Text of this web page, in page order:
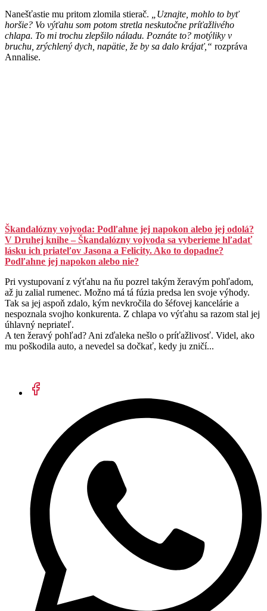
Nanešťastie mu pritom zlomila stierač. „Uznajte, mohlo to byť
horšie? Vo výťahu som potom stretla neskutočne príťažlivého
chlapa. To mi trochu zlepšilo náladu. Poznáte to? motýliky v
bruchu, zrýchlený dych, napätie, že by sa dalo krájať,“ rozpráva
Annalise.
Škandalózny vojvoda: Podľahne jej napokon alebo jej odolá?
V Druhej knihe – Škandalózny vojvoda sa vyberieme hľadať
lásku ich priateľov Jasona a Felicity. Ako to dopadne?
Podľahne jej napokon alebo nie?
Pri vystupovaní z výťahu na ňu pozrel takým žeravým pohľadom,
až ju zalial rumenec. Možno má tá fúzia predsa len svoje výhody.
Tak sa jej aspoň zdalo, kým nevkročila do šéfovej kancelárie a
nespoznala svojho konkurenta. Z chlapa vo výťahu sa razom stal jej
úhlavný nepriateľ.
A ten žeravý pohľad? Ani zďaleka nešlo o príťažlivosť. Videl, ako
mu poškodila auto, a nevedel sa dočkať, kedy ju zničí...